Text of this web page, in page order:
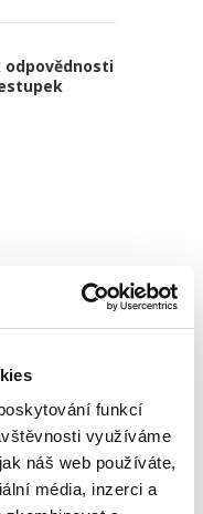
funkcí
využíváme
náš web používáte,
média, inzerci a
odpovědnosti
správních
úřadů